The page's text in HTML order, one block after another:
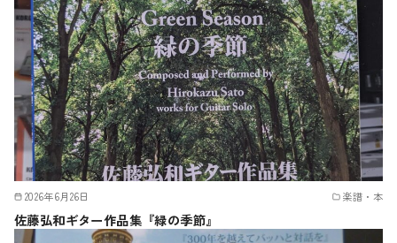
2026年6月26日 楽譜・本
佐藤弘和ギター作品集『緑の季節』